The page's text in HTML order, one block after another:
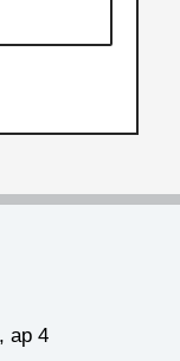
ap 4